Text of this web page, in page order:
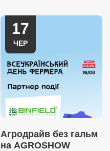
17
ЧЕР
Агродрайв без гальм
на AGROSHOW